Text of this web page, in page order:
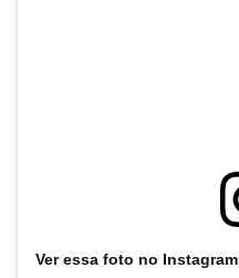
Ver essa foto no Instagram